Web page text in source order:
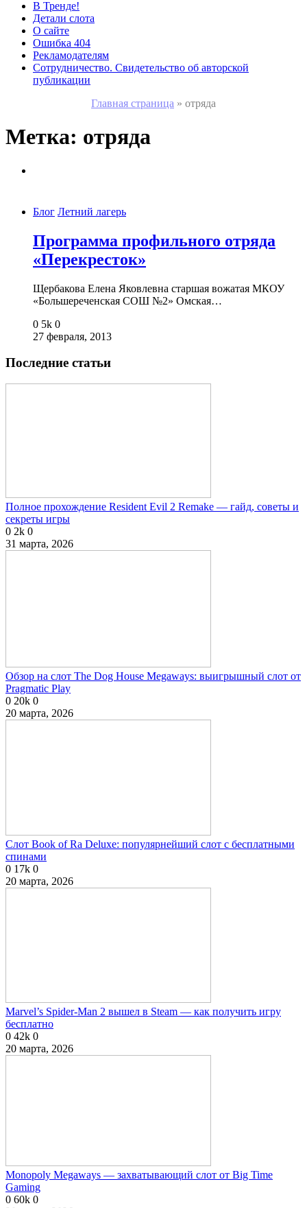
В Тренде!
Детали слота
О сайте
Ошибка 404
Рекламодателям
Сотрудничество. Свидетельство об авторской
публикации
Главная страница » отряда
Метка: отряда
Блог Летний лагерь
Программа профильного отряда
«Перекресток»
Щербакова Елена Яковлевна старшая вожатая МКОУ
«Большереченская СОШ №2» Омская…
0 5k 0
27 февраля, 2013
Последние статьи
Полное прохождение Resident Evil 2 Remake — гайд, советы и
секреты игры
0 2k 0
31 марта, 2026
Обзор на слот The Dog House Megaways: выигрышный слот от
Pragmatic Play
0 20k 0
20 марта, 2026
Слот Book of Ra Deluxe: популярнейший слот с бесплатными
спинами
0 17k 0
20 марта, 2026
Marvel’s Spider-Man 2 вышел в Steam — как получить игру
бесплатно
0 42k 0
20 марта, 2026
Monopoly Megaways — захватывающий слот от Big Time
Gaming
0 60k 0